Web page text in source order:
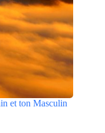
et ton Masculin